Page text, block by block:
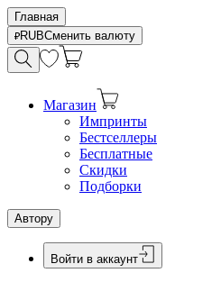
Главная
RUBСменить валюту
Магазин
Импринты
Бестселлеры
Бесплатные
Скидки
Подборки
Автору
Войти в аккаунт